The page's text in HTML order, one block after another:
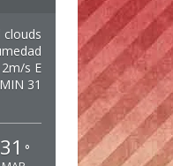
clouds
s E
31
31 °